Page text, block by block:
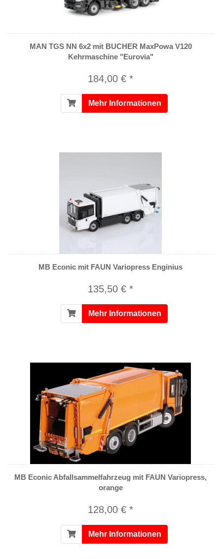
MAN TGS NN 6x2 mit BUCHER MaxPowa V120
Kehrmaschine "Eurovia"
184,00 € *
Mehr Informationen
MB Econic mit FAUN Variopress Enginius
135,50 € *
Mehr Informationen
MB Econic Abfallsammelfahrzeug mit FAUN Variopress,
orange
128,00 € *
Mehr Informationen